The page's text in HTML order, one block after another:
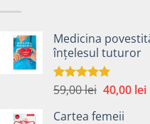
Medicina
înțelesul tuturor
Evaluat la
59,00lei Prețul
a
40,00 lei
Cartea femeii